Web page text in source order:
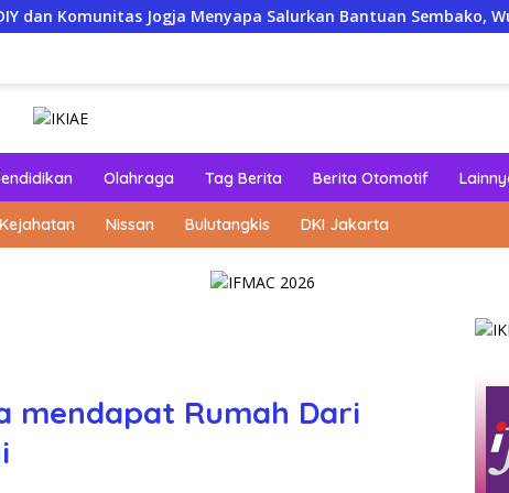
Jogja Menyapa Salurkan Bantuan Sembako, Wujud Nyata
Olahraga Tag Berita Berita Otomotif
Kejahatan Nissan Bulutangkis DKI Jakarta
mendapat Rumah Dari